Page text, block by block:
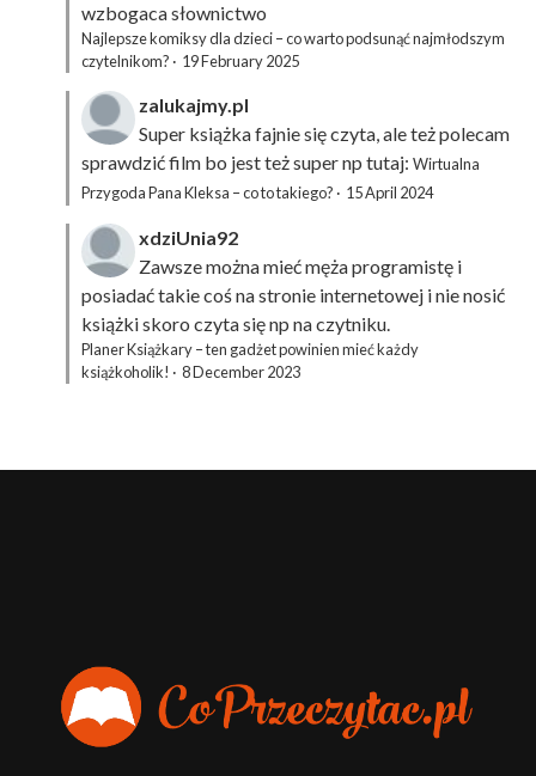
wzbogaca słownictwo
Najlepsze komiksy dla dzieci – co warto podsunąć najmłodszym
czytelnikom? · 19 February 2025
zalukajmy.pl
Super książka fajnie się czyta, ale też polecam
sprawdzić film bo jest też super np tutaj: Wirtualna
Przygoda Pana Kleksa – co to takiego? · 15 April 2024
xdziUnia92
Zawsze można mieć męża programistę i
posiadać takie coś na stronie internetowej i nie nosić
książki skoro czyta się np na czytniku.
Planer Książkary – ten gadżet powinien mieć każdy
książkoholik! · 8 December 2023